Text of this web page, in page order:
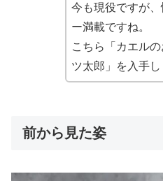
今も現役ですが
ー満載ですね。
こちら「カエル
ツ太郎」を入手し
前から見た姿